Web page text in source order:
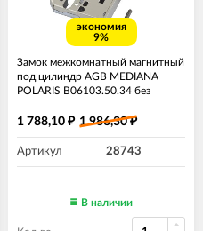
экономия
9%
Замок межкомнатный магнитный
под цилиндр AGB MEDIANA
POLARIS B06103.50.34 без
1 788,10 ₽ 1 986,30₽
Артикул 28743
В наличии